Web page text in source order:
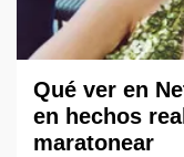
Qué ver en
en hechos
maratonear